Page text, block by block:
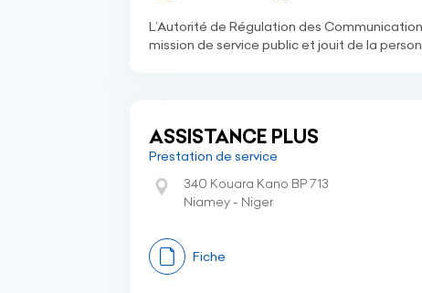
L’Autorité de Régulation des
mission de service public et jouit de la
ASSISTANCE PLUS
Prestation de service
340 Kouara Kano BP 713
Niamey - Niger
Fiche